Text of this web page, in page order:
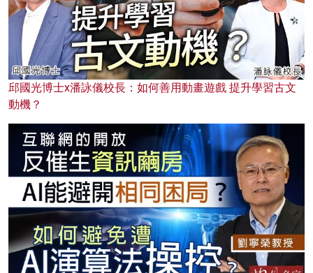
邱國光博士x潘詠儀校長：如何善用動畫遊戲 提升學習古文
動機？